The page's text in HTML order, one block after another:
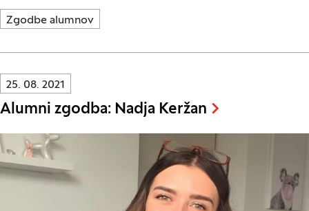
Zgodbe alumnov
Innovatif\Page\NewsListPage.DATE_A11Y:
25. 08. 2021
Alumni zgodba: Nadja Keržan